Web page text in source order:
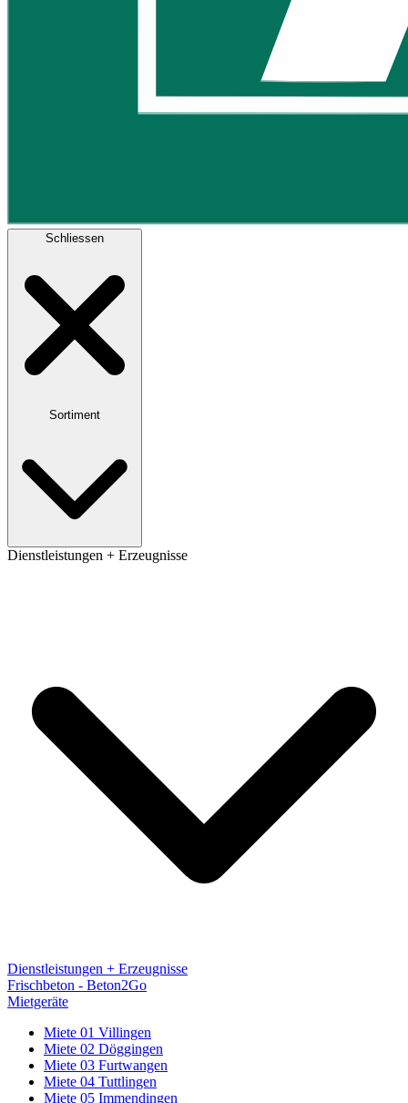
Schliessen
Sortiment
Dienstleistungen + Erzeugnisse
Dienstleistungen + Erzeugnisse
Frischbeton - Beton2Go
Mietgeräte
Miete 01 Villingen
Miete 02 Döggingen
Miete 03 Furtwangen
Miete 04 Tuttlingen
Miete 05 Immendingen